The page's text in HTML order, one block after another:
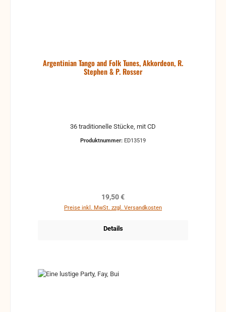
Argentinian Tango and Folk Tunes, Akkordeon, R.
Stephen & P. Rosser
36 traditionelle Stücke, mit CD
Produktnummer: ED13519
Regulärer Preis:
19,50 €
Preise inkl. MwSt. zzgl. Versandkosten
Details